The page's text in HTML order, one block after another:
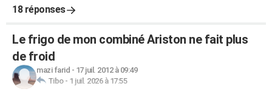
18 réponses
Le frigo de mon combiné Ariston ne fait plus
de froid
mazi farid - 17 juil. 2012 à 09:49
Tibo- 1 juil. 2026 à 17:55